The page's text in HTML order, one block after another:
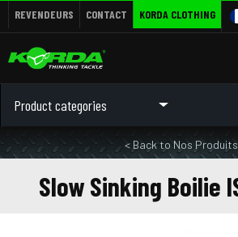
REVENDEURS CONTACT KORDA CLOTHING
Product categories
< Back to Nos Produits
Slow Sinking Boilie